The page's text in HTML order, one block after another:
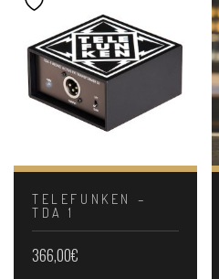
TELEFUNKEN –
TDA 1
366,00€